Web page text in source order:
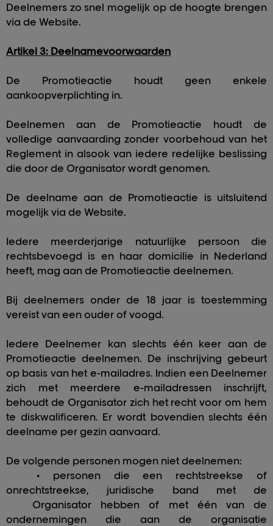
Deelnemers zo snel mogelijk op de hoogte brengen
via de Website.
Artikel 3: Deelnamevoorwaarden
De Promotieactie houdt geen enkele
aankoopverplichting in.
Deelnemen aan de Promotieactie houdt de
volledige aanvaarding zonder voorbehoud van het
Reglement in alsook van iedere redelijke beslissing
die door de Organisator wordt genomen.
De deelname aan de Promotieactie is uitsluitend
mogelijk via de Website.
Iedere meerderjarige natuurlijke persoon die
rechtsbevoegd is en haar domicilie in Nederland
heeft, mag aan de Promotieactie deelnemen.
Bij deelnemers onder de 18 jaar is toestemming
vereist van een ouder of voogd.
Iedere Deelnemer kan slechts één keer aan de
Promotieactie deelnemen. De inschrijving gebeurt
op basis van het e-mailadres. Indien een Deelnemer
zich met meerdere e-mailadressen inschrijft,
behoudt de Organisator zich het recht voor om hem
te diskwalificeren. Er wordt bovendien slechts één
deelname per gezin aanvaard.
De volgende personen mogen niet deelnemen:
• personen die een rechtstreekse of
onrechtstreekse, juridische band met de
Organisator hebben of met één van de
ondernemingen die aan de organisatie